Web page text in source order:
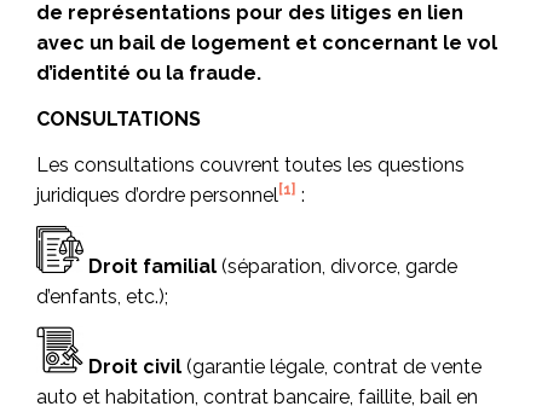
de représentations pour des litiges en lien
avec un bail de logement et concernant le vol
d’identité ou la fraude.
CONSULTATIONS
Les consultations couvrent toutes les questions
juridiques d’ordre personnel [1] :
Droit familial (séparation, divorce, garde
d’enfants, etc.);
Droit civil (garantie légale, contrat de vente
auto et habitation, contrat bancaire, faillite, bail en